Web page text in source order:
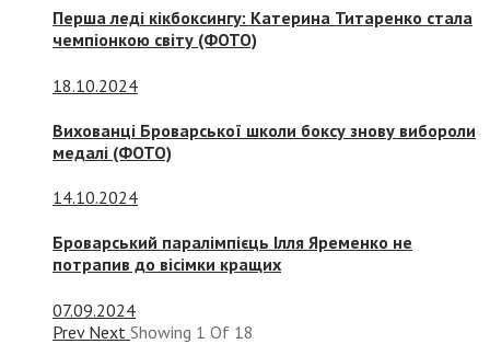
Перша леді кікбоксингу: Катерина Титаренко стала
чемпіонкою світу (ФОТО)
18.10.2024
Вихованці Броварської школи боксу знову вибороли
медалі (ФОТО)
14.10.2024
Броварський паралімпієць Ілля Яременко не
потрапив до вісімки кращих
07.09.2024
Prev Next Showing 1 Of 18